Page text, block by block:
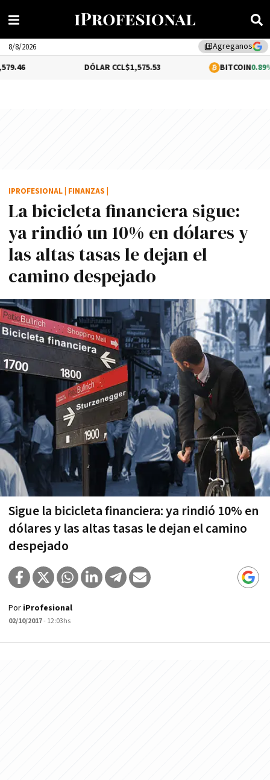
library_addAgreganos
8/8/2026
$1,575.53 0.89%$64,844.93
La bicicleta financiera sigue:
ya rindió un 10% en dólares y
las altas tasas le dejan el
camino despejado
Sigue la bicicleta financiera: ya rindió 10% en
dólares y las altas tasas le dejan el camino
despejado
IPROFESIONAL FINANZAS
Por iProfesional
02/10/2017- 12:03hs